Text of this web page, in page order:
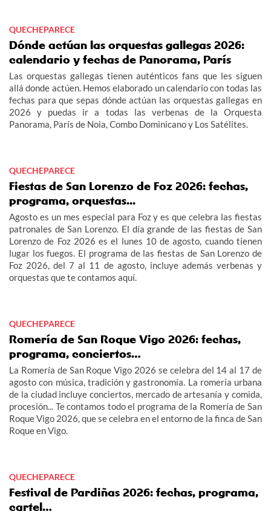
QUECHEPARECE
Dónde actúan las orquestas gallegas 2026:
calendario y fechas de Panorama, París
Las orquestas gallegas tienen auténticos fans que les siguen
allá donde actúen. Hemos elaborado un calendario con todas las
fechas para que sepas dónde actúan las orquestas gallegas en
2026 y puedas ir a todas las verbenas de la Orquesta
Panorama, París de Noia, Combo Dominicano y Los Satélites.
QUECHEPARECE
Fiestas de San Lorenzo de Foz 2026: fechas,
programa, orquestas...
Agosto es un mes especial para Foz y es que celebra las fiestas
patronales de San Lorenzo. El día grande de las fiestas de San
Lorenzo de Foz 2026 es el lunes 10 de agosto, cuando tienen
lugar los fuegos. El programa de las fiestas de San Lorenzo de
Foz 2026, del 7 al 11 de agosto, incluye además verbenas y
orquestas que te contamos aquí.
QUECHEPARECE
Romería de San Roque Vigo 2026: fechas,
programa, conciertos…
La Romería de San Roque Vigo 2026 se celebra del 14 al 17 de
agosto con música, tradición y gastronomía. La romería urbana
de la ciudad incluye conciertos, mercado de artesanía y comida,
procesión... Te contamos todo el programa de la Romería de San
Roque Vigo 2026, que se celebra en el entorno de la finca de San
Roque en Vigo.
QUECHEPARECE
Festival de Pardiñas 2026: fechas, programa,
cartel…